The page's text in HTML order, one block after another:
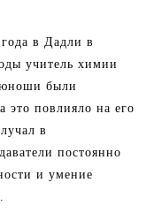
в Дадли в
учитель химии
юноши были
это повлияло на его
в
постоянно
и умение